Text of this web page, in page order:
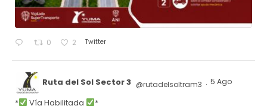
0 2 Twitter
Ruta del Sol Sector 3 @rutadelsoltram3 · 5 Ago
* Vía Habilitada
*